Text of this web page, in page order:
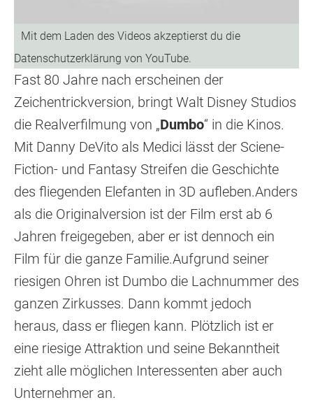
Fast 80 Jahre nach erscheinen der
Zeichentrickversion, bringt Walt Disney Studios
die Realverfilmung von „Dumbo“ in die Kinos.
Mit Danny DeVito als Medici lässt der Sciene-
Fiction- und Fantasy Streifen die Geschichte
des fliegenden Elefanten in 3D aufleben.Anders
als die Originalversion ist der Film erst ab 6
Jahren freigegeben, aber er ist dennoch ein
Film für die ganze Familie.Aufgrund seiner
riesigen Ohren ist Dumbo die Lachnummer des
ganzen Zirkusses. Dann kommt jedoch
heraus, dass er fliegen kann. Plötzlich ist er
eine riesige Attraktion und seine Bekanntheit
zieht alle möglichen Interessenten aber auch
Unternehmer an.